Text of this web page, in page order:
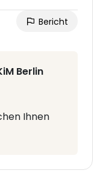
Bericht
Berlin
Ihnen